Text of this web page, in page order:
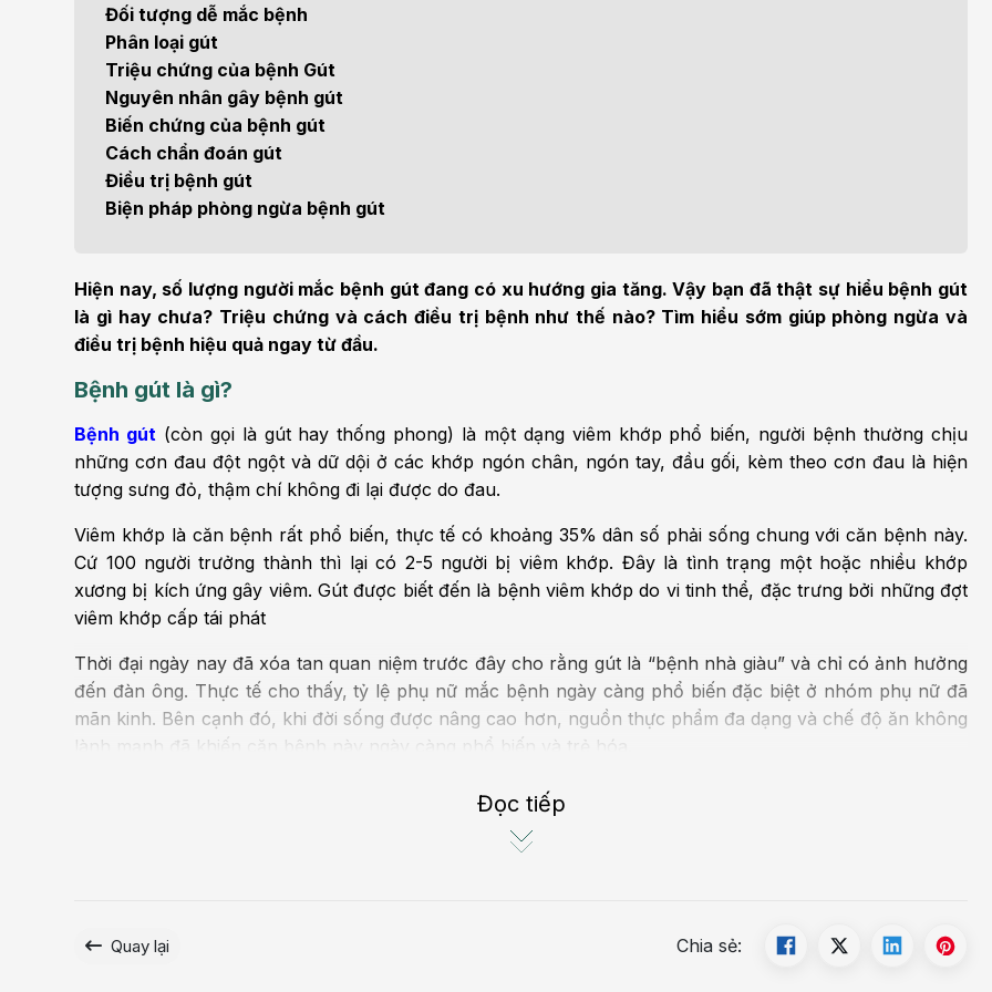
Thẩm mỹ
Tiêu hóa - Gan - Mật
Nội Tiết
Cấp cứu - Hồi sức tích
Đối tượng dễ mắc bệnh
Phân loại gút
Triệu chứng của bệnh Gút
Nguyên nhân gây bệnh gút
Biến chứng của bệnh gút
Cách chẩn đoán gút
Điều trị bệnh gút
Biện pháp phòng ngừa bệnh gút
Hiện nay, số lượng người mắc bệnh gút đang có xu hướng gia tăng. Vậy bạn đã thật sự hiểu bệnh gút
là gì hay chưa? Triệu chứng và cách điều trị bệnh như thế nào? Tìm hiểu sớm giúp phòng ngừa và
điều trị bệnh hiệu quả ngay từ đầu.
Bệnh gút là gì?
Bệnh gút (còn gọi là gút hay thống phong) là một dạng viêm khớp phổ biến, người bệnh thường chịu
những cơn đau đột ngột và dữ dội ở các khớp ngón chân, ngón tay, đầu gối, kèm theo cơn đau là hiện
tượng sưng đỏ, thậm chí không đi lại được do đau.
Viêm khớp là căn bệnh rất phổ biến, thực tế có khoảng 35% dân số phải sống chung với căn bệnh này.
Cứ 100 người trưởng thành thì lại có 2-5 người bị viêm khớp. Đây là tình trạng một hoặc nhiều khớp
xương bị kích ứng gây viêm. Gút được biết đến là bệnh viêm khớp do vi tinh thể, đặc trưng bởi những đợt
viêm khớp cấp tái phát
Thời đại ngày nay đã xóa tan quan niệm trước đây cho rằng gút là “bệnh nhà giàu” và chỉ có ảnh hưởng
đến đàn ông. Thực tế cho thấy, tỷ lệ phụ nữ mắc bệnh ngày càng phổ biến đặc biệt ở nhóm phụ nữ đã
mãn kinh. Bên cạnh đó, khi đời sống được nâng cao hơn, nguồn thực phẩm đa dạng và chế độ ăn không
lành mạnh đã khiến căn bệnh này ngày càng phổ biến và trẻ hóa.
Đọc tiếp
Quay lại Chia sẻ: